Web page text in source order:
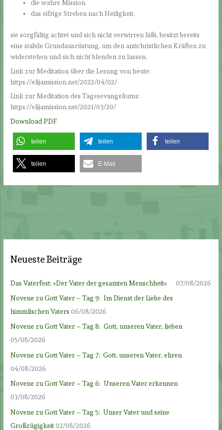
die wahre Mission.
das eifrige Streben nach Heiligkeit,
sie sorgfältig achtet und sich nicht verwirren läßt, besitzt bereits
eine stabile Grundausrüstung, um den antichristlichen Kräften zu
widerstehen und sich nicht blenden zu lassen.
Link zur Meditation über die Lesung von heute:
https://elijamission.net/2022/04/02/
Link zur Meditation des Tagesevangeliums:
https://elijamission.net/2021/03/20/
Download PDF
teilen teilen teilen
teilen E-Mail
Neueste Beiträge
Das Vaterfest: »Der Vater der gesamten Menschheit«
07/08/2026
Novene zu Gott Vater – Tag 9: Im Dienst der Liebe des
himmlischen Vaters 06/08/2026
Novene zu Gott Vater – Tag 8: Gott, unseren Vater, lieben
05/08/2026
Novene zu Gott Vater – Tag 7: Gott, unseren Vater, ehren
04/08/2026
Novene zu Gott Vater – Tag 6: Unseren Vater erkennen
03/08/2026
Novene zu Gott Vater – Tag 5: Unser Vater und seine
Großzügigkeit02/08/2026